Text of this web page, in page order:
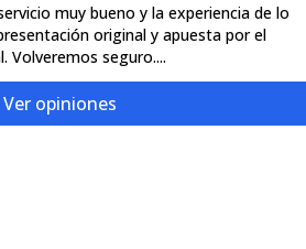
muy bueno y la experiencia de lo
original y apuesta por el
Volveremos seguro....
Ver opiniones